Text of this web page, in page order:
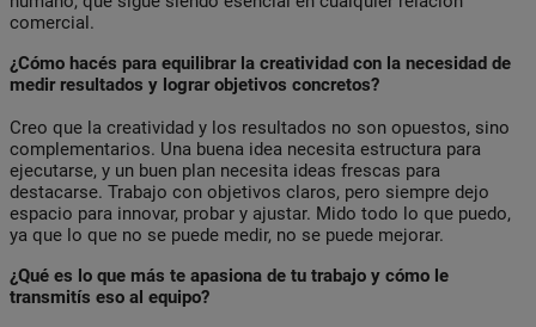
comercial.
¿Cómo hacés para equilibrar la creatividad con la necesidad de
medir resultados y lograr objetivos concretos?
Creo que la creatividad y los resultados no son opuestos, sino
complementarios. Una buena idea necesita estructura para
ejecutarse, y un buen plan necesita ideas frescas para
destacarse. Trabajo con objetivos claros, pero siempre dejo
espacio para innovar, probar y ajustar. Mido todo lo que puedo,
ya que lo que no se puede medir, no se puede mejorar.
¿Qué es lo que más te apasiona de tu trabajo y cómo le
transmitís eso al equipo?